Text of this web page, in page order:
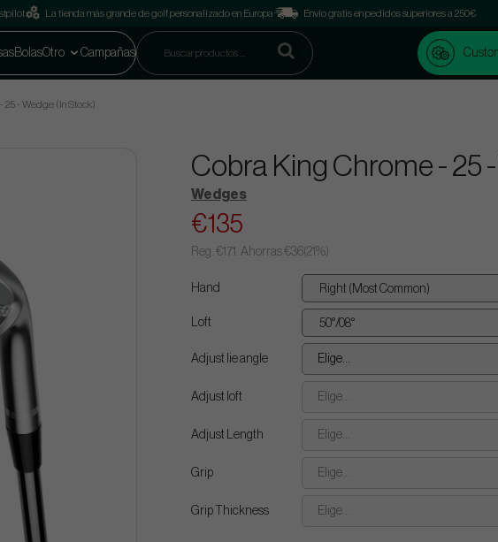
La tienda más grande de golf personalizado en Europa Envío gratis en pedidos superiores a 250€
BolasOtro Campañas
25 - Wedge (In Stock)
Cobra King Chrome - 25
Wedges
€135
Reg. €171 . Ahorras €36(21%)
Hand
Loft
Adjust lie angle Elige...
Adjust loft Elige...
Adjust Length Elige...
Grip Elige...
Grip Thickness Elige...